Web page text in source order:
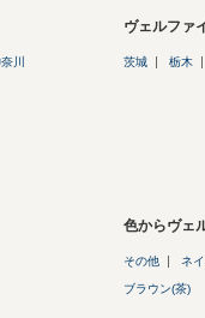
川
ヴェルファ
茨城 栃木
色からヴェ
その他 ネ
ブラウン(茶)